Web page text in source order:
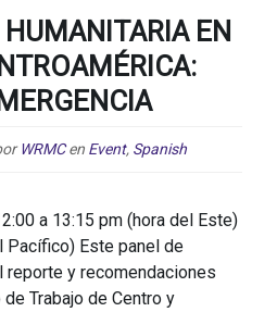
EN
WRMC en Event, Spanish
a 13:15 pm (hora del Este)
Pacífico) Este panel de
y recomendaciones
Trabajo de Centro y